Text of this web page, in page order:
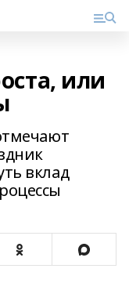
или
вклад